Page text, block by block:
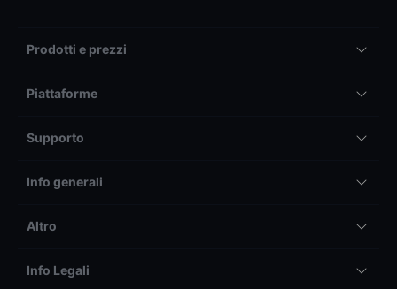
Prodotti e prezzi
Piattaforme
Supporto
Info generali
Altro
Info Legali